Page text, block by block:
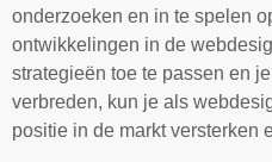
onderzoeken en in te spelen
ontwikkelingen in de
strategieën toe te passen en
verbreden, kun je als
positie in de markt versterken